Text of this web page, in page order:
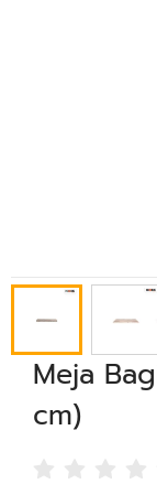
Meja
cm)